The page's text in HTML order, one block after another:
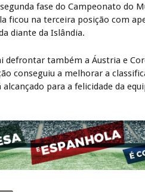
fase do Campeonato do
ficou na terceira posição com
diante da Islândia.
defrontar também a Áustria e
conseguiu a melhorar a
para a felicidade da